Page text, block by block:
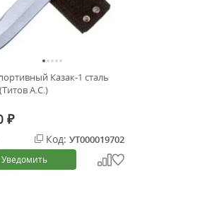
Казак-1 сталь
А.С.)
₽
Код: УТ000019702
Уведомить